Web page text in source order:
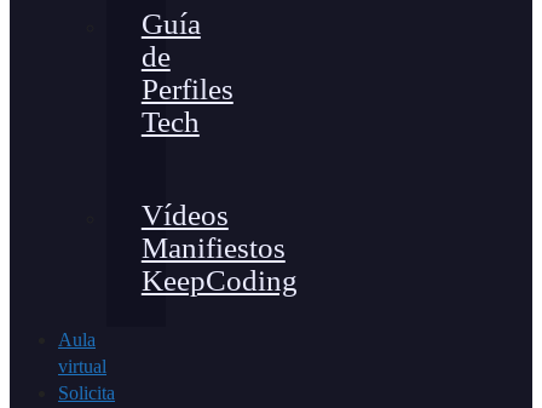
Guía
de
Perfiles
Tech
Vídeos
Manifiestos
KeepCoding
Aula
virtual
Solicita